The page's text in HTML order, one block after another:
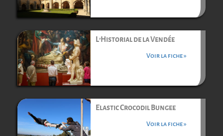
L’Historial de la Vendée
Voir la fiche »
Elastic Crocodil Bungee
Voir la fiche »